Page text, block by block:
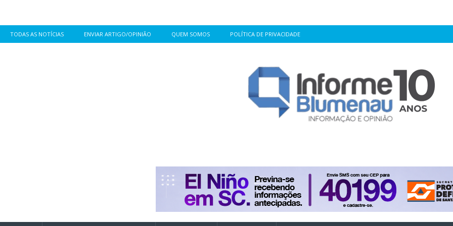
TODAS AS NOTÍCIAS ENVIAR ARTIGO/OPINIÃO QUEM SOMOS POLÍTICA DE PRIVACIDADE